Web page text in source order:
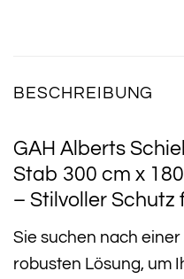
BESCHREIBUNG
GAH Alberts
Stab 300 cm x
– Stilvoller Schutz
Sie suchen nach
robusten Lösung, um